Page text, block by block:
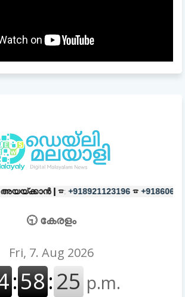
+918921123196 ☎ +918606657037
🕤 കേരളം